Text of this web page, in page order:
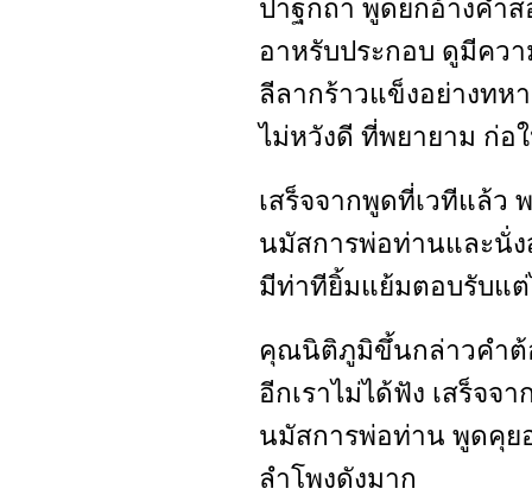
ปาฐกถา พูดยกอ้างคำ
อาหรับประกอบ ดูมีคว
ลีลากร้าวแข็งอย่างทห
ไม่หวังดี ที่พยายาม ก่อ
เสร็จจากพูดที่เวทีแล้ว
นมัสการพ่อท่านและนั่
มีท่าทียิ้มแย้มตอบรับแต่
คุณนิติภูมิขึ้นกล่าวคำต้
อีกเราไม่ได้ฟัง เสร็จ
นมัสการพ่อท่าน พูดคุยอ
ลำโพงดังมาก